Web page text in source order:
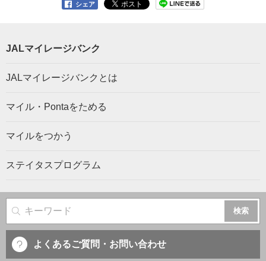
シェア
JALマイレージバンク
JALマイレージバンクとは
マイル・Pontaをためる
マイルをつかう
ステイタスプログラム
サイト内検索
よくあるご質問・お問い合わせ